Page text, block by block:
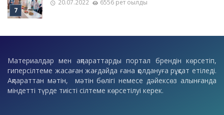
20.07.2022 6556 рет оқылды
Материалдар мен ақпараттарды портал брендін көрсетіп,
гиперсілтеме жасаған жағдайда ғана қолдануға рұқсат етіледі.
Ақпараттан мәтін, мәтін бөлігі немесе дәйексөз алынғанда
міндетті түрде тиісті сілтеме көрсетілуі керек.